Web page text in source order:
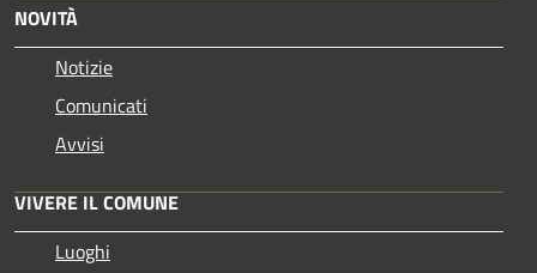
NOVITÀ
Notizie
Comunicati
Avvisi
VIVERE IL COMUNE
Luoghi